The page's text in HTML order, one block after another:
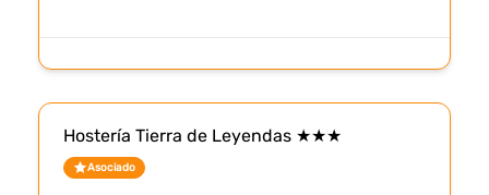
Hostería Tierra de Leyendas ★★★
Asociado